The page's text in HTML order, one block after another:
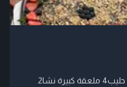
المكونات :2 باكيت بسكوت شاي1 لتر حليب4 ملعقة كبيرة نشا2